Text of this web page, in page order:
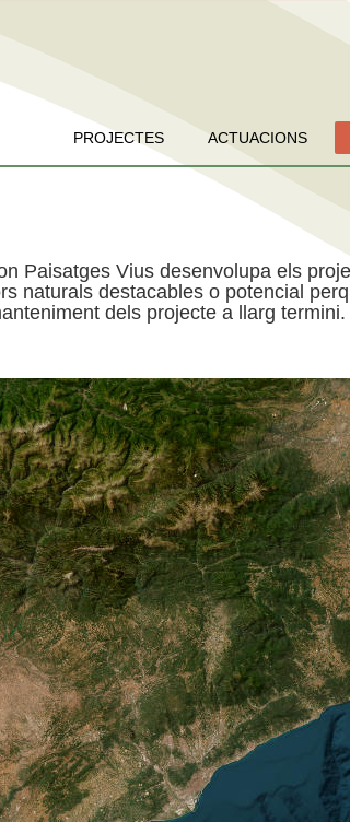
PROJECTES ACTUACIONS
Paisatges Vius desenvolupa els
naturals destacables o potencial
dels projecte a llarg termini.